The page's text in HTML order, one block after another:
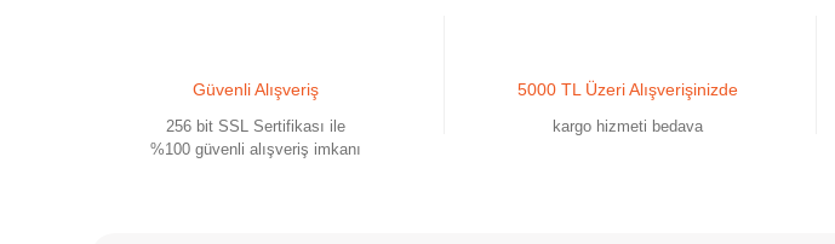
Güvenli Alışveriş
256 bit SSL Sertifikası ile
%100 güvenli alışveriş imkanı
5000 TL Üzeri Alışverişinizde
kargo hizmeti bedava